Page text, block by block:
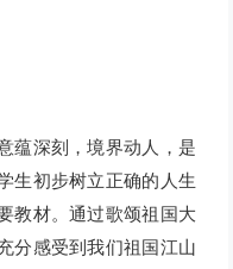
蕴深刻，境界动人，是
生初步树立正确的人生
教材。通过歌颂祖国大
分感受到我们祖国江山